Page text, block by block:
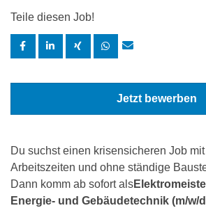
Teile diesen Job!
Jetzt bewerben
Du suchst einen krisensicheren Job
Arbeitszeiten und ohne ständige
Dann komm ab sofort als
Energie- und Gebäudetechnik (m/w/